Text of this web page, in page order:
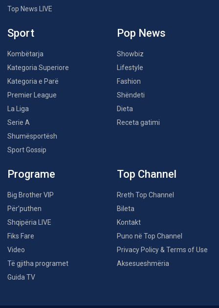
Top News LIVE
Sport
Kombëtarja
Kategoria Superiore
Kategoria e Parë
Premier League
La Liga
Serie A
Shumësportësh
Sport Gossip
Pop News
Showbiz
Lifestyle
Fashion
Shëndeti
Dieta
Receta gatimi
Programe
Big Brother VIP
Për’puthen
Shqipëria LIVE
Fiks Fare
Video
Të gjitha programet
Guida TV
Top Channel
Rreth Top Channel
Bileta
Kontakt
Puno në Top Channel
Privacy Policy & Terms of Use
Aksesueshmëria